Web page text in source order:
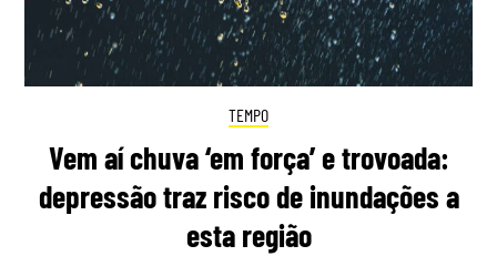
TEMPO
Vem aí chuva ‘em força’ e trovoada:
depressão traz risco de inundações a
esta região